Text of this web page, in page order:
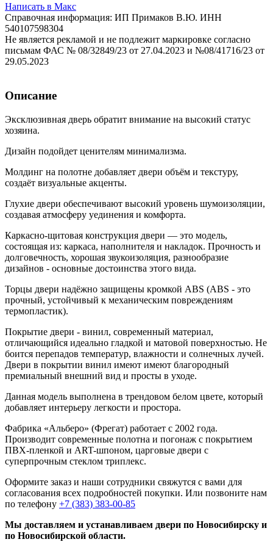
Написать в Макс
Справочная информация: ИП Примаков В.Ю. ИНН
540107598304
Не является рекламой и не подлежит маркировке согласно
письмам ФАС № 08/32849/23 от 27.04.2023 и №08/41716/23 от
29.05.2023
Описание
Эксклюзивная дверь обратит внимание на высокий статус
хозяина.
Дизайн подойдет ценителям минимализма.
Молдинг на полотне добавляет двери объём и текстуру,
создаёт визуальные акценты.
Глухие двери обеспечивают высокий уровень шумоизоляции,
создавая атмосферу уединения и комфорта.
Каркасно-щитовая конструкция двери — это модель,
состоящая из: каркаса, наполнителя и накладок. Прочность и
долговечность, хорошая звукоизоляция, разнообразие
дизайнов - основные достоинства этого вида.
Торцы двери надёжно защищены кромкой ABS (ABS - это
прочный, устойчивый к механическим повреждениям
термопластик).
Покрытие двери - винил, современный материал,
отличающийся идеально гладкой и матовой поверхностью. Не
боится перепадов температур, влажности и солнечных лучей.
Двери в покрытии винил имеют имеют благородный
премиальный внешний вид и просты в уходе.
Данная модель выполнена в трендовом белом цвете, который
добавляет интерьеру легкости и простора.
Фабрика «Альберо» (Фрегат) работает с 2002 года.
Производит современные полотна и погонаж с покрытием
ПВХ-пленкой и ART-шпоном, царговые двери с
суперпрочным стеклом триплекс.
Оформите заказ и наши сотрудники свяжутся с вами для
согласования всех подробностей покупки. Или позвоните нам
по телефону +7 (383) 383-00-85
Мы доставляем и устанавливаем двери по Новосибирску и
по Новосибирской области.